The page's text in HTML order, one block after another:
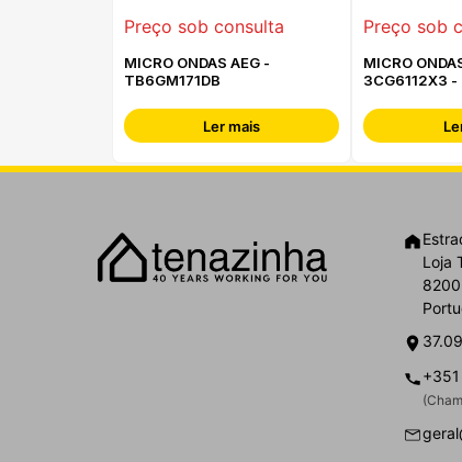
Preço sob consulta
MICRO ONDAS AEG -
TB6GM171DB
Ler mais
Preço sob
MICRO
3CG6112X3 -
Loja